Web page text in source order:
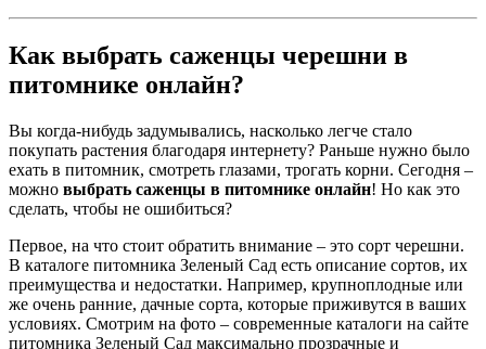
Как выбрать саженцы черешни в
питомнике онлайн?
Вы когда-нибудь задумывались, насколько легче стало
покупать растения благодаря интернету? Раньше нужно было
ехать в питомник, смотреть глазами, трогать корни. Сегодня –
можно выбрать саженцы в питомнике онлайн! Но как это
сделать, чтобы не ошибиться?
Первое, на что стоит обратить внимание – это сорт черешни.
В каталоге питомника Зеленый Сад есть описание сортов, их
преимущества и недостатки. Например, крупноплодные или
же очень ранние, дачные сорта, которые приживутся в ваших
условиях. Смотрим на фото – современные каталоги на сайте
питомника Зеленый Сад максимально прозрачные и